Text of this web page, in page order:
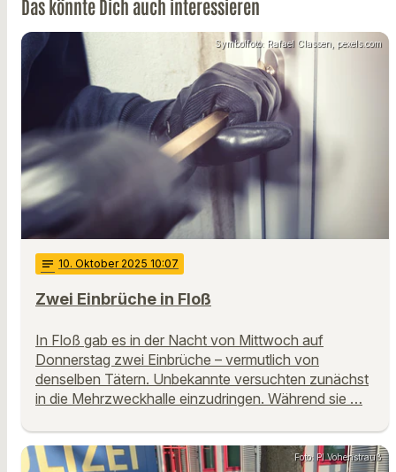
Das könnte Dich auch interessieren
Symbolfoto: Rafael Classen, pexels.com
notes 10. Oktober 2025 10:07
Zwei Einbrüche in Floß
In Floß gab es in der Nacht von Mittwoch auf
Donnerstag zwei Einbrüche – vermutlich von
denselben Tätern. Unbekannte versuchten zunächst
in die Mehrzweckhalle einzudringen. Während sie …
Foto: PI Vohenstrauß